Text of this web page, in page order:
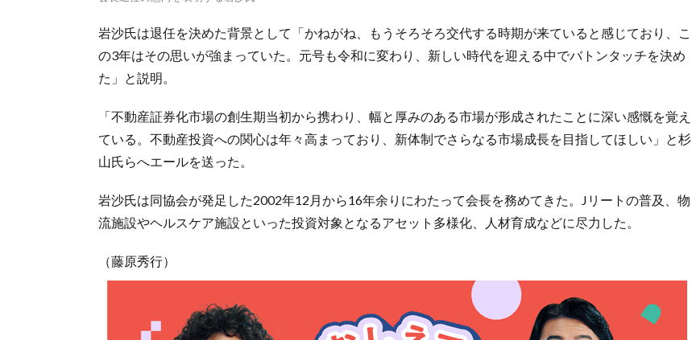
岩沙氏は退任を決めた背景として「かねがね、もうそろそろ交代する時期が来ていると感じており、こ
の3年はその思いが強まっていた。元号も令和に変わり、新しい時代を迎える中でバトンタッチを決め
た」と説明。
「不動産証券化市場の創生期当初から携わり、幅と厚みのある市場が形成されたことに深い感慨を覚え
ている。不動産投資への関心は年々高まっており、新体制でさらなる市場成長を目指してほしい」と杉
山氏らへエールを送った。
岩沙氏は同協会が発足した2002年12月から16年余りにわたって会長を務めてきた。Jリートの普及、物
流施設やヘルスケア施設といった投資対象となるアセット多様化、人材育成などに尽力した。
（藤原秀行）